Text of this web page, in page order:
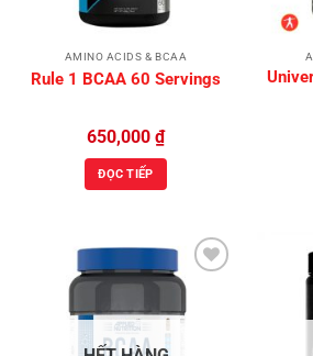
AMINO ACIDS & BCAA
Rule 1 BCAA 60 Servings
650,000 ₫
ĐỌC TIẾP